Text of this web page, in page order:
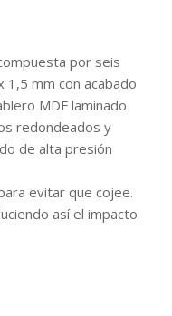
por seis
mm con acabado
MDF laminado
redondeados y
de alta presión
evitar que cojee.
así el impacto